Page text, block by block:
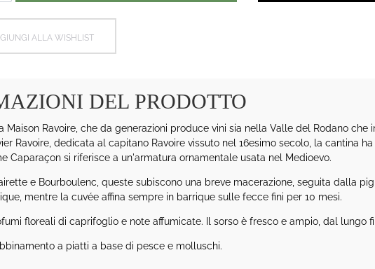
ALLA WISHLIST
DEL PRODOTTO
Ravoire, che da generazioni produce vini sia nella Valle del Rodano che
Ravoire, dedicata al capitano Ravoire vissuto nel 16esimo secolo, la cantina
Caparaçon si riferisce a un'armatura ornamentale usata nel Medioevo.
e Bourboulenc, queste subiscono una breve macerazione, seguita dalla
mentre la cuvée affina sempre in barrique sulle fecce fini per 10 mesi.
floreali di caprifoglio e note affumicate. Il sorso è fresco e ampio, dal lungo
a piatti a base di pesce e molluschi.